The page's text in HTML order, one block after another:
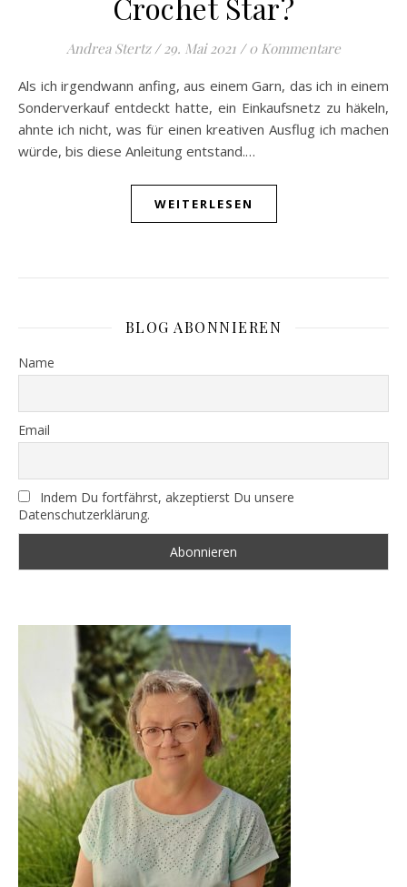
Andrea Stertz / 29. Mai 2021 / 0 Kommentare
Als ich irgendwann anfing, aus einem Garn, das ich in einem
Sonderverkauf entdeckt hatte, ein Einkaufsnetz zu häkeln,
ahnte ich nicht, was für einen kreativen Ausflug ich machen
würde, bis diese Anleitung entstand.…
WEITERLESEN
BLOG ABONNIEREN
Name
Email
Indem Du fortfährst, akzeptierst Du unsere
Datenschutzerklärung.